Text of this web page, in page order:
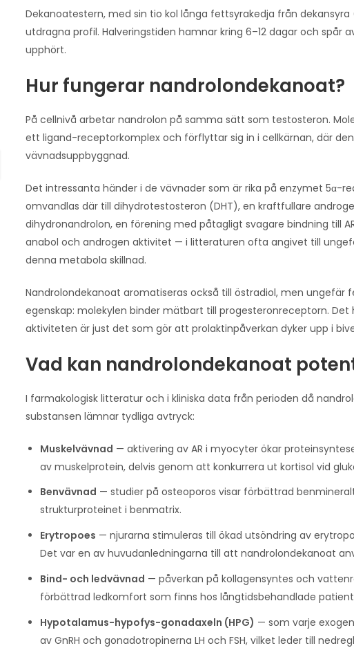
Dekanoatestern, med sin tio kol långa fettsyrakedja från
utdragna profil. Halveringstiden hamnar kring 6–12 dagar och
upphört.
Hur fungerar nandrolondekanoat?
På cellnivå arbetar nandrolon på samma sätt som testosteron.
ett ligand-receptorkomplex och förflyttar sig in i cellkärnan, där
vävnadsuppbyggnad.
Det intressanta händer i de vävnader som är rika på enzymet 5α-
omvandlas där till dihydrotestosteron (DHT), en kraftfullare
dihydronandrolon, en förening med påtagligt svagare bindning till
anabol och androgen aktivitet — i litteraturen ofta angivet till
denna metabola skillnad.
Nandrolondekanoat aromatiseras också till östradiol, men
egenskap: molekylen binder mätbart till progesteronreceptorn.
aktiviteten är just det som gör att prolaktinpåverkan dyker upp i
Vad kan nandrolondekanoat
I farmakologisk litteratur och i kliniska data från perioden då
substansen lämnar tydliga avtryck:
Muskelvävnad — aktivering av AR i myocyter ökar
av muskelprotein, delvis genom att konkurrera ut kortisol vid
Benvävnad — studier på osteoporos visar förbättrad
strukturproteinet i benmatrix.
Erytropoes — njurarna stimuleras till ökad utsöndring av
Det var en av huvudanledningarna till att nandrolondekanoat
Bind- och ledvävnad — påverkan på kollagensyntes och
förbättrad ledkomfort som finns hos långtidsbehandlade
Hypotalamus-hypofys-gonadaxeln (HPG) — som varje
av GnRH och gonadotropinerna LH och FSH, vilket leder till